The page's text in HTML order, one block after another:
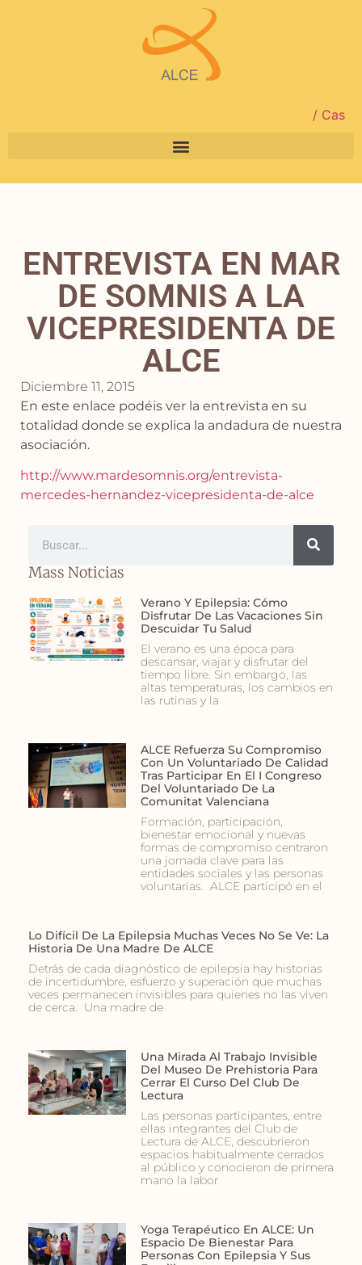
/ Cas
ENTREVISTA EN MAR
DE SOMNIS A LA
VICEPRESIDENTA DE
ALCE
Diciembre 11, 2015
En este enlace podéis ver la entrevista en su
totalidad donde se explica la andadura de nuestra
asociación.
http://www.mardesomnis.org/entrevista-
mercedes-hernandez-vicepresidenta-de-alce
Mass Noticias
Verano Y Epilepsia: Cómo
Disfrutar De Las Vacaciones Sin
Descuidar Tu Salud
El verano es una época para
descansar, viajar y disfrutar del
tiempo libre. Sin embargo, las
altas temperaturas, los cambios en
las rutinas y la
ALCE Refuerza Su Compromiso
Con Un Voluntariado De Calidad
Tras Participar En El I Congreso
Del Voluntariado De La
Comunitat Valenciana
Formación, participación,
bienestar emocional y nuevas
formas de compromiso centraron
una jornada clave para las
entidades sociales y las personas
voluntarias. ALCE participó en el
Lo Difícil De La Epilepsia Muchas Veces No Se Ve: La
Historia De Una Madre De ALCE
Detrás de cada diagnóstico de epilepsia hay historias
de incertidumbre, esfuerzo y superación que muchas
veces permanecen invisibles para quienes no las viven
de cerca. Una madre de
Una Mirada Al Trabajo Invisible
Del Museo De Prehistoria Para
Cerrar El Curso Del Club De
Lectura
Las personas participantes, entre
ellas integrantes del Club de
Lectura de ALCE, descubrieron
espacios habitualmente cerrados
al público y conocieron de primera
mano la labor
Yoga Terapéutico En ALCE: Un
Espacio De Bienestar Para
Personas Con Epilepsia Y Sus